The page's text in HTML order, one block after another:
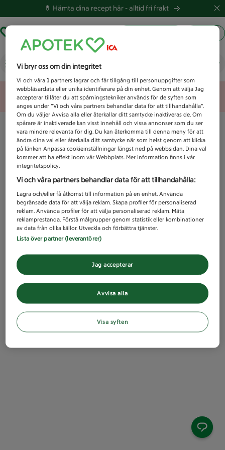
💊 Hämta dina recept här -alltid fri frakt
Vad letar du efter idag?
Unknown error
Vi bryr oss om din integritet
Vi och våra1 partners lagrar och får tillgång till personuppgifter som
webbläsardata eller unika identifierare på din enhet. Genom att välja Jag
accepterar tillåter du att spårningstekniker används för de syften som
anges under ”Vi och våra partners behandlar data för att tillhandahålla”.
Om du väljer Avvisa alla eller återkallar ditt samtycke inaktiveras de. Om
spårare är inaktiverade kan visst innehåll och vissa annonser som du ser
vara mindre relevanta för dig. Du kan återkomma till denna meny för att
ändra dina val eller återkalla ditt samtycke när som helst genom att klicka
på länken Anpassa cookieinställningar längst ned på webbsidan. Dina val
kommer att ha effekt inom vår Webbplats. Mer information finns i vår
integritetspolicy.
Vi och våra partners behandlar data för att tillhandahålla:
Lagra och/eller få åtkomst till information på en enhet. Använda
begränsade data för att välja reklam. Skapa profiler för personaliserad
reklam. Använda profiler för att välja personaliserad reklam. Mäta
reklamprestanda. Förstå målgrupper genom statistik eller kombinationer
av data från olika källor. Utveckla och förbättra tjänster.
Lista över partner (leverantörer)
Avvisa alla
Jag accepterar
Visa syften